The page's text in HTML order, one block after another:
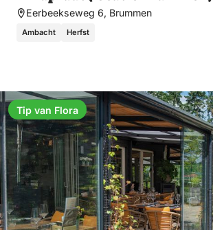
Eerbeekseweg 6, Brummen
Ambacht Herfst
Tip van Flora